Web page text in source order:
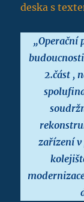
deska s
„Operační
2.část ,
zařízení